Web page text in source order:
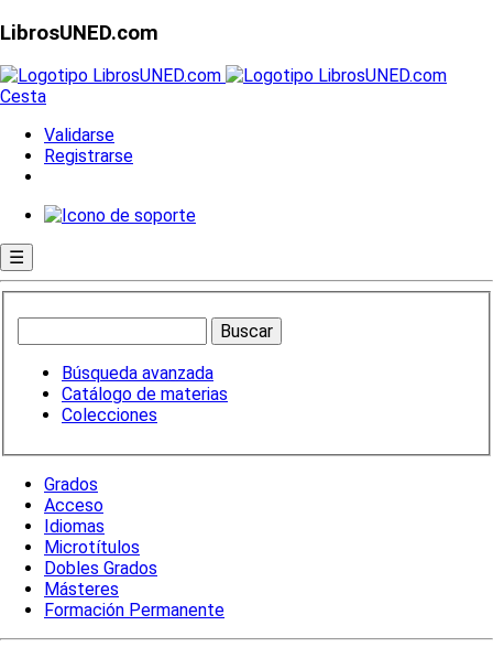
LibrosUNED.com
Cesta
Validarse
Registrarse
☰
Búsqueda avanzada
Catálogo de materias
Colecciones
Grados
Acceso
Idiomas
Microtítulos
Dobles Grados
Másteres
Formación Permanente